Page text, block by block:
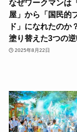
なぜワークマンは
屋」から「国民的
ド」になれたのか
塗り替えた3つの
2025年8月22日